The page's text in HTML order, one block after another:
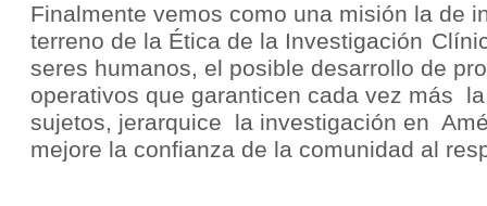
Finalmente vemos como una misión la de
terreno de la Ética de la Investigación
seres humanos, el posible desarrollo de
operativos que garanticen cada vez más
sujetos, jerarquice la investigación en
mejore la confianza de la comunidad al